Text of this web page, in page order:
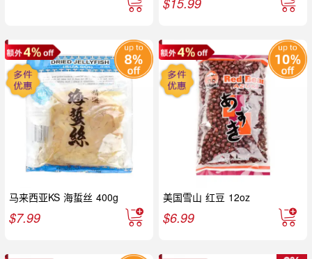
马来西亚KS 海蜇丝 400g
$7.99
美国雪山 红豆 12oz
$6.99